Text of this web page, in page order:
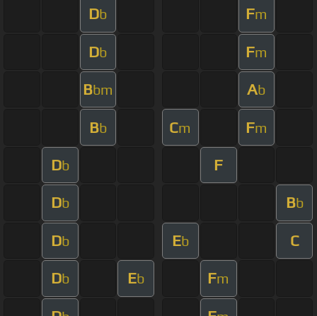
Db Fm
Db Fm
Bbm Ab
Bb Cm Fm
Db F
Db Bb
Db Eb C
Db Eb Fm